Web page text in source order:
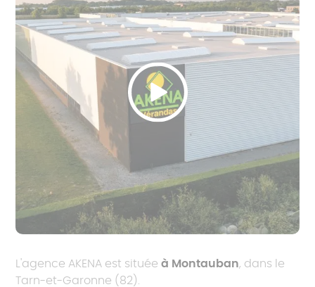
L'agence AKENA est situéeà Montauban, dans le
Tarn-et-Garonne (82).